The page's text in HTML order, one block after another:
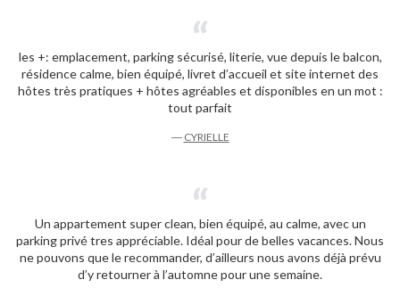
les +: emplacement, parking sécurisé, literie, vue depuis le balcon,
résidence calme, bien équipé, livret d’accueil et site internet des
hôtes très pratiques + hôtes agréables et disponibles en un mot :
tout parfait
― CYRIELLE
Un appartement super clean, bien équipé, au calme, avec un
parking privé tres appréciable. Idéal pour de belles vacances. Nous
ne pouvons que le recommander, d’ailleurs nous avons déjà prévu
d’y retourner à l’automne pour une semaine.